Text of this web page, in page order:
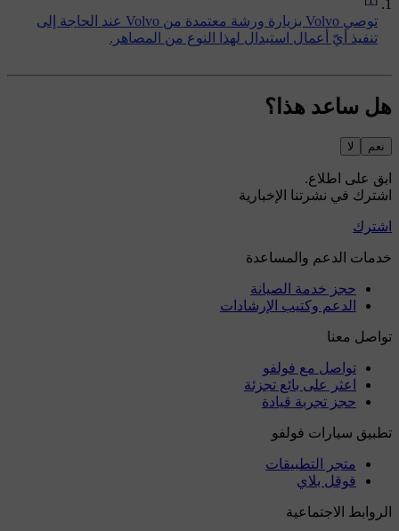
توصي Volvo بزيارة ورشة معتمدة من Volvo عند الحاجة إلى
تنفيذ أيّ أعمال استبدال لهذا النوع من المصاهر.
هل ساعد هذا؟
نعم لا